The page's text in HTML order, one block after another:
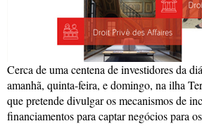
Cerca de uma centena de investidores da
amanhã, quinta-feira, e domingo, na ilha
que pretende divulgar os mecanismos de
financiamentos para captar negócios para